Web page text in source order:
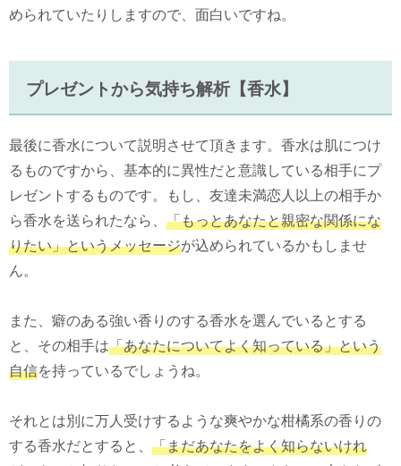
められていたりしますので、面白いですね。
プレゼントから気持ち解析【香水】
最後に香水について説明させて頂きます。香水は肌につけ
るものですから、基本的に異性だと意識している相手にプ
レゼントするものです。もし、友達未満恋人以上の相手か
ら香水を送られたなら、 「もっとあなたと親密な関係にな
りたい」というメッセージが込められているかもしませ
ん。
また、癖のある強い香りのする香水を選んでいるとする
と、その相手は「あなたについてよく知っている」という
自信を持っているでしょうね。
それとは別に万人受けするような爽やかな柑橘系の香りの
する香水だとすると、 「まだあなたをよく知らないけれ